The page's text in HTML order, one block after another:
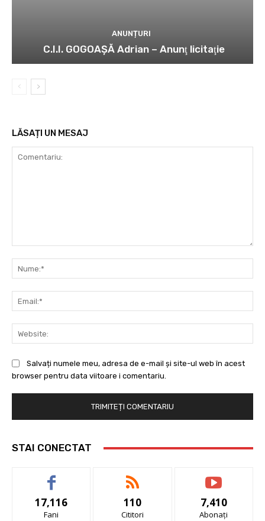
ANUNȚURI
C.I.I. GOGOAŞĂ Adrian – Anunţ licitaţie
LĂSAȚI UN MESAJ
Salvați numele meu, adresa de e-mail și site-ul web în acest
browser pentru data viitoare i comentariu.
STAI CONECTAT
17,116
Fani
110
Cititori
7,410
Abonați